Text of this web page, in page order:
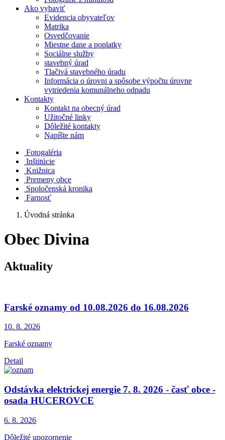
Ako vybaviť
Evidencia obyvateľov
Matrika
Osvedčovanie
Miestne dane a poplatky
Sociálne služby
stavebný úrad
Tlačivá stavebného úradu
Informácia o úrovni a spôsobe výpočtu úrovne
vytriedenia komunálneho odpadu
Kontakty
Kontakt na obecný úrad
Užitočné linky
Dôležité kontakty
Napíšte nám
Fotogaléria
Inštitúcie
Knižnica
Premeny obce
Spoločenská kronika
Farnosť
Úvodná stránka
Obec Divina
Aktuality
Farské oznamy od 10.08.2026 do 16.08.2026
10. 8. 2026
Farské oznamy
Detail
Odstávka elektrickej energie 7. 8. 2026 - časť obce -
osada HUCEROVCE
6. 8. 2026
Dôležité upozornenie